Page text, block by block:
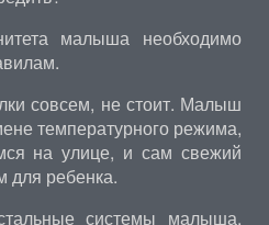
малыша необходимо
совсем, не стоит. Малыш
температурного режима,
на улице, и сам свежий
для ребенка.
системы малыша,